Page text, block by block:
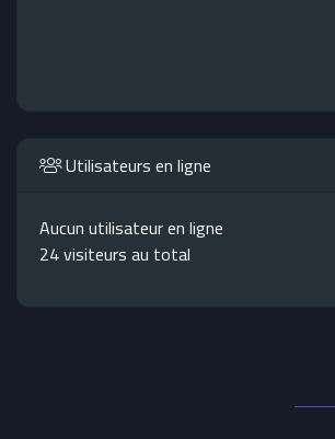
Utilisateurs en ligne
Aucun utilisateur en ligne
24 visiteurs au total